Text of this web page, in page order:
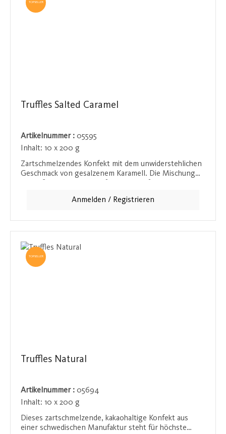
TOPSELLER
Truffles Salted Caramel
Artikelnummer : 05595
Inhalt: 10 x 200 g
Zartschmelzendes Konfekt mit dem unwiderstehlichen
Geschmack von gesalzenem Karamell. Die Mischung
meisterhaft kreiert wurde.Anmelden / Registrieren
TOPSELLER
Truffles Natural
Artikelnummer : 05694
Inhalt: 10 x 200 g
Dieses zartschmelzende, kakaohaltige Konfekt aus
einer schwedischen Manufaktur steht für höchste